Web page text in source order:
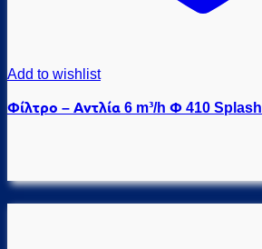
Add to wishlist
Φίλτρο – Αντλία 6 m³/h Φ 410 Splash